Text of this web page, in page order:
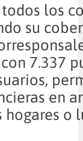
los
su
7.337
en
hogares o